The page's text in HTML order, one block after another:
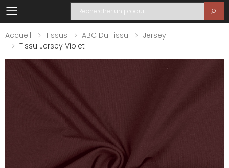
Toggle mobile menu
Recherche
Accueil
Tissus ABC Du Tissu
Jersey
Tissu Jersey Violet